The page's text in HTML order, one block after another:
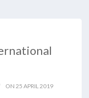
ON 25 APRIL 2019